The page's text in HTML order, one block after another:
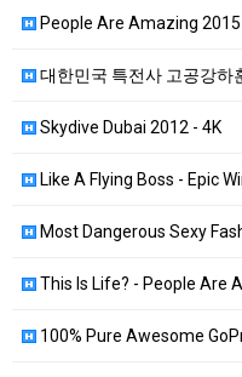
People Are Amazing 2015
대한민국 특전사 고공강하
Skydive Dubai 2012 - 4K
Like A Flying Boss - Epic
Most Dangerous Sexy
This Is Life? - People Are
100% Pure Awesome